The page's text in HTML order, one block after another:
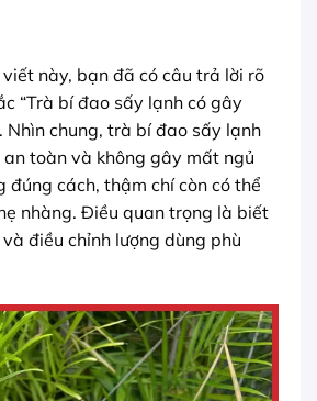
này, bạn đã có câu trả lời rõ
“Trà bí đao sấy lạnh có gây
Nhìn chung, trà bí đao sấy lạnh
toàn và không gây mất ngủ
đúng cách, thậm chí còn có thể
nhàng. Điều quan trọng là biết
điều chỉnh lượng dùng phù